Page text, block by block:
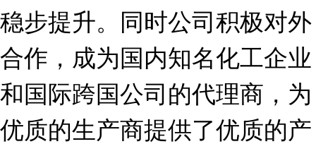
稳步提升。同时公司积极对外
合作，成为国内知名化工企业
和国际跨国公司的代理商，为
优质的生产商提供了优质的产